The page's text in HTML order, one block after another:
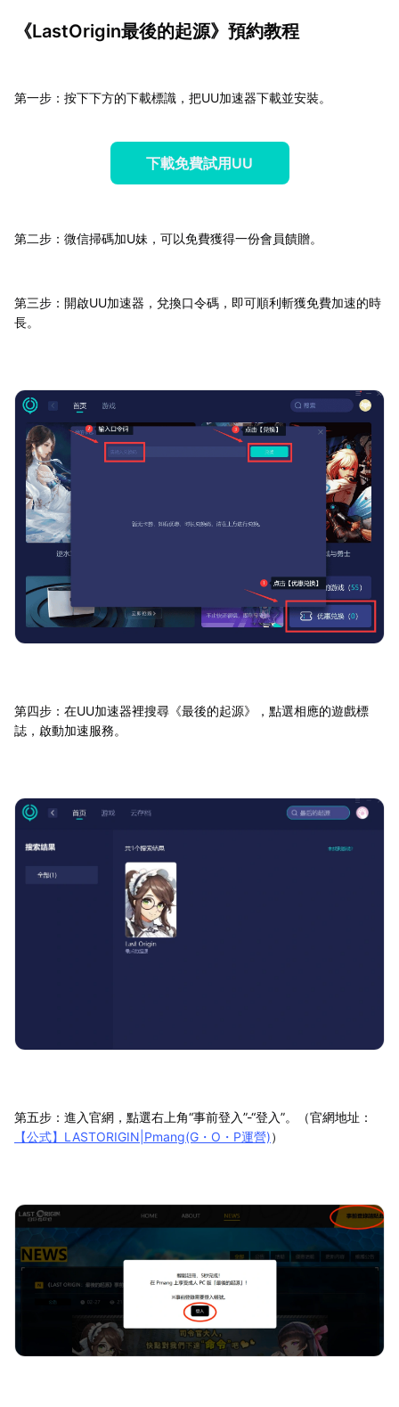
《LastOrigin最後的起源》預約教程
第一步：按下下方的下載標識，把UU加速器下載並安裝。
下載免費試用UU
第二步：微信掃碼加U妹，可以免費獲得一份會員饋贈。
第三步：開啟UU加速器，兌換口令碼，即可順利斬獲免費加速的時
長。
第四步：在UU加速器裡搜尋《最後的起源》，點選相應的遊戲標
誌，啟動加速服務。
第五步：進入官網，點選右上角“事前登入”-“登入”。（官網地址：
【公式】LASTORIGIN|Pmang(G・O・P運營)）